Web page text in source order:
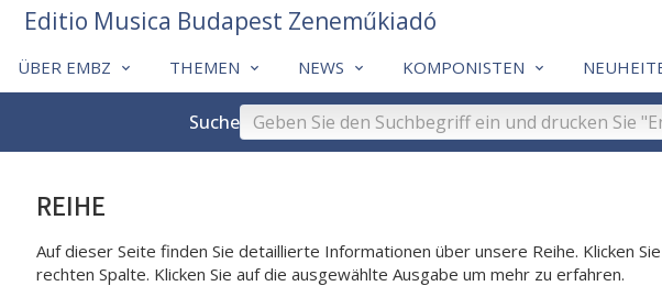
ÜBER EMBZ THEMEN NEWS KOMPONISTEN
Editio Musica Budapest Zeneműkiadó
Suche
REIHE
Auf dieser Seite finden Sie detaillierte Informationen über unsere Reihe. Klicken
rechten Spalte. Klicken Sie auf die ausgewählte Ausgabe um mehr zu erfahren.